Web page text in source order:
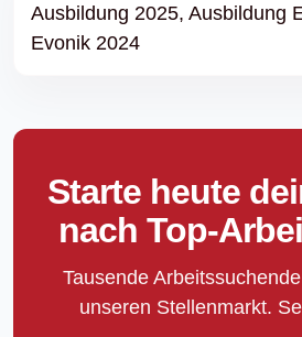
Ausbildung 2025, Ausbildung
Evonik 2024
Starte heute
nach Top-
Tausende
unseren Stellenmarkt.